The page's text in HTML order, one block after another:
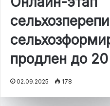
продлен до
02.09.2025 178